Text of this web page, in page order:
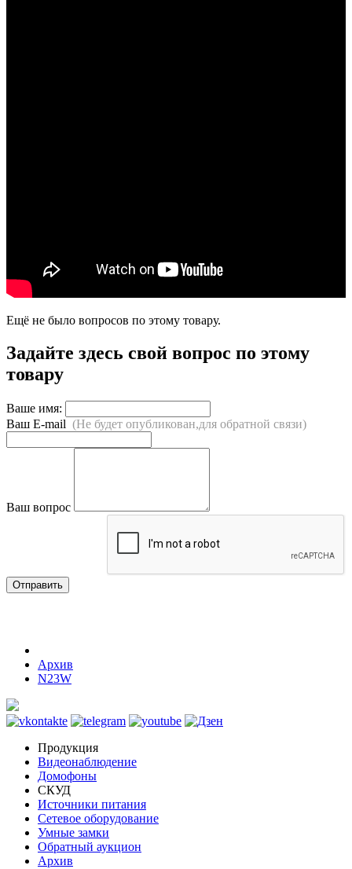
Ещё не было вопросов по этому товару.
Задайте здесь свой вопрос по этому
товару
Ваше имя:
Ваш E-mail (Не будет опубликован,для обратной связи)
Ваш вопрос
Отправить
Архив
N23W
Продукция
Видеонаблюдение
Домофоны
СКУД
Источники питания
Сетевое оборудование
Умные замки
Обратный аукцион
Архив